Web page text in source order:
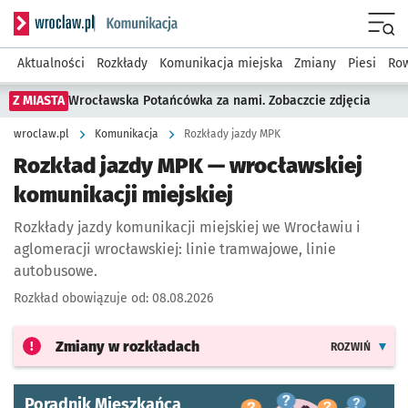
Serwis informacyjny wroclaw.pl podserwis: Komunikacja
Aktualności Rozkłady Komunikacja miejska Zmiany Piesi
Z MIASTA Wrocławska Potańcówka za nami. Zobaczcie zdjęcia
wroclaw.pl Komunikacja Rozkłady jazdy MPK
Rozkład jazdy MPK — wrocławskiej
komunikacji miejskiej
Rozkłady jazdy komunikacji miejskiej we Wrocławiu i
aglomeracji wrocławskiej: linie tramwajowe, linie
autobusowe.
Rozkład obowiązuje od: 08.08.2026
Zmiany w rozkładach ROZWIŃ